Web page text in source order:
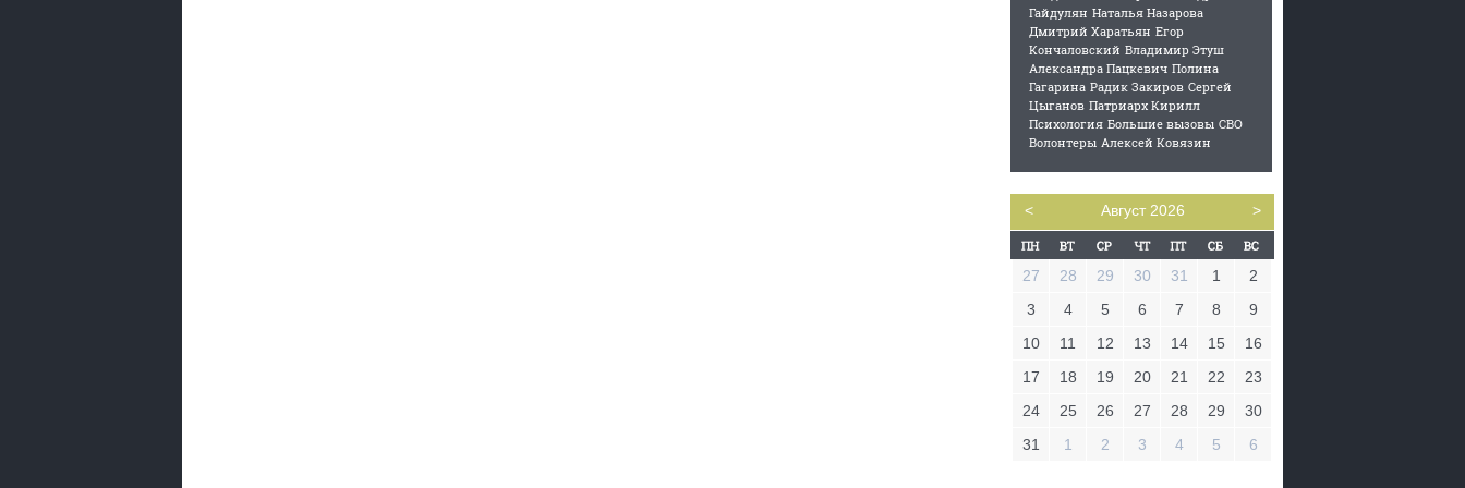
Гайдулян Наталья Назарова
Дмитрий Харатьян Егор
Кончаловский Владимир Этуш
Александра Пацкевич Полина
Гагарина Радик Закиров Сергей
Цыганов Патриарх Кирилл
Психология Большие вызовы СВО
Волонтеры Алексей Ковязин
< Август 2026 >
27 28 29 30 31 1
2
3
4 5 6 7 8
9
10
11 12 13 14 15
16
17
18 19 20 21 22
23
24
25 26 27 28 29
30
31
1 2 3 4 5 6